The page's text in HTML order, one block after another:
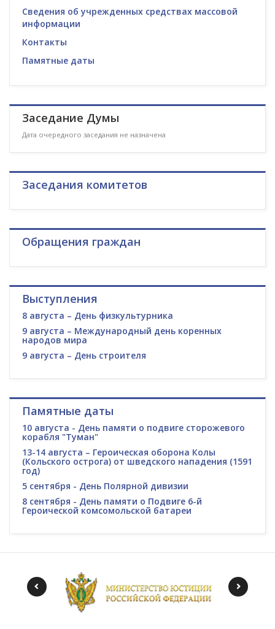
Сведения об учрежденных средствах массовой
информации
Контакты
Памятные даты
Заседание Думы
Дата очередного заседания не назначена
Заседания комитетов
Обращения граждан
Выступления
8 августа – День физкультурника
9 августа – Международный день коренных
народов мира
9 августа – День строителя
Памятные даты
10 августа - День памяти о подвиге сторожевого
корабля "Туман"
13-14 августа – Героическая оборона Колы
(Кольского острога) от шведского нападения (1591
год)
5 сентября - День Полярной дивизии
8 сентября - День памяти о Подвиге 6-й
Героической комсомольской батареи